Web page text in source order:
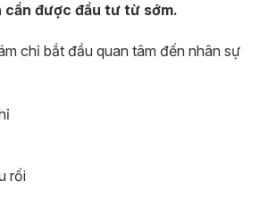
cần được đầu tư từ sớm.
chỉ bắt đầu quan tâm đến nhân sự
rối